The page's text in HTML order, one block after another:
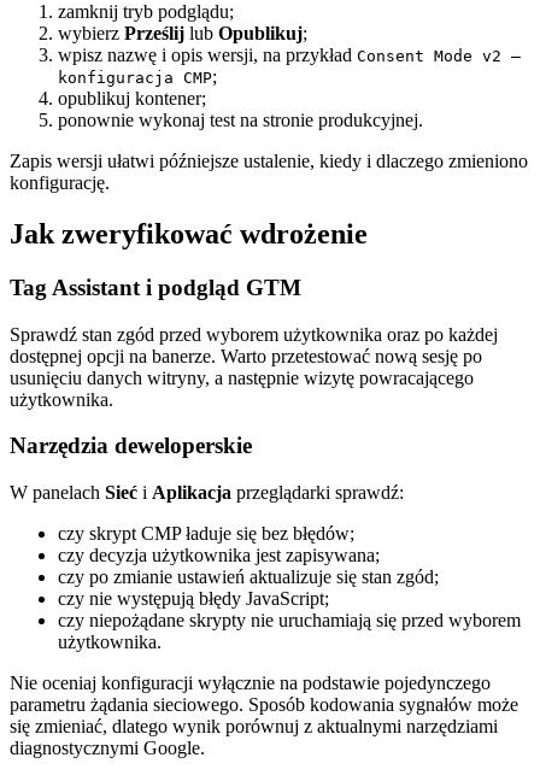
zamknij tryb podglądu;
wybierz Prześlij lub Opublikuj;
wpisz nazwę i opis wersji, na przykład Consent Mode v2 —
konfiguracja CMP;
opublikuj kontener;
ponownie wykonaj test na stronie produkcyjnej.
Zapis wersji ułatwi późniejsze ustalenie, kiedy i dlaczego zmieniono
konfigurację.
Jak zweryfikować wdrożenie
Tag Assistant i podgląd GTM
Sprawdź stan zgód przed wyborem użytkownika oraz po każdej
dostępnej opcji na banerze. Warto przetestować nową sesję po
usunięciu danych witryny, a następnie wizytę powracającego
użytkownika.
Narzędzia deweloperskie
W panelach Sieć i Aplikacja przeglądarki sprawdź:
czy skrypt CMP ładuje się bez błędów;
czy decyzja użytkownika jest zapisywana;
czy po zmianie ustawień aktualizuje się stan zgód;
czy nie występują błędy JavaScript;
czy niepożądane skrypty nie uruchamiają się przed wyborem
użytkownika.
Nie oceniaj konfiguracji wyłącznie na podstawie pojedynczego
parametru żądania sieciowego. Sposób kodowania sygnałów może
się zmieniać, dlatego wynik porównuj z aktualnymi narzędziami
diagnostycznymi Google.